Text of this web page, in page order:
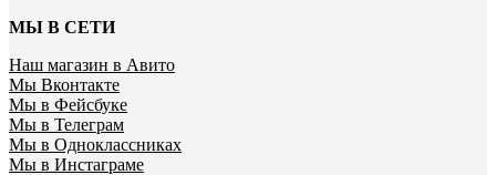
МЫ В СЕТИ
Наш магазин в Авито
Мы Вконтакте
Мы в Фейсбуке
Мы в Телеграм
Мы в Одноклассниках
Мы в Инстаграме